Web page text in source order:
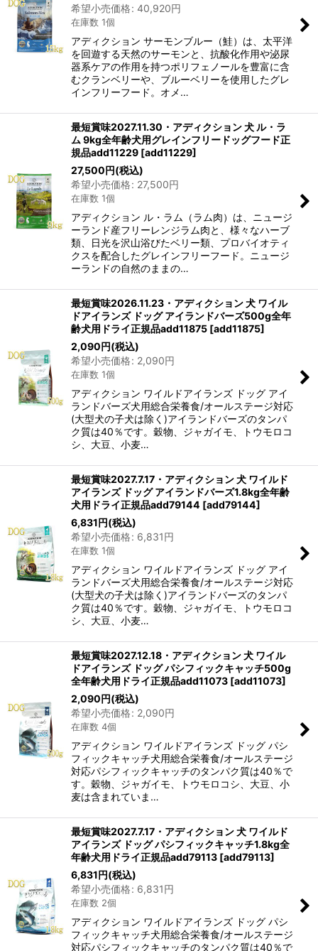
希望小売価格: 40,920円
在庫数 1個
アディクション サーモンブルー（鮭）は、太平洋
を回遊する天然のサーモンと、抗酸化作用や泌尿
器系ケアの作用を持つポリフェノールを豊富に含
むクランベリーや、ブルーベリーを使用したグレ
インフリーフード。オメ…
最短賞味2027.11.30・アディクション 犬 ル・ラ
ム 9kg全年齢犬用グレインフリードッグフード正
規品add11229 [add11229]
27,500円(税込)
希望小売価格: 27,500円
在庫数 1個
アディクション ル・ラム（ラム肉）は、ニュージ
ーランド産フリーレンジラム肉と、様々なハーブ
類、日光を沢山浴びたベリー類、プロバイオティ
クスを配合したグレインフリーフード。ニュージ
ーランドの自然のままの…
最短賞味2026.11.23・アディクション 犬 ワイル
ドアイランズ ドッグ アイランドバーズ500g全年
齢犬用ドライ正規品add11875 [add11875]
2,090円(税込)
希望小売価格: 2,090円
在庫数 1個
アディクション ワイルドアイランズ ドッグ アイ
ランドバーズ犬用総合栄養食/オールステージ対応
(大型犬の子犬は除く)アイランドバーズのタンパ
ク質は40％です。穀物、ジャガイモ、トウモロコ
シ、大豆、小麦…
最短賞味2027.7.17・アディクション 犬 ワイルド
アイランズ ドッグ アイランドバーズ1.8kg全年齢
犬用ドライ正規品add79144 [add79144]
6,831円(税込)
希望小売価格: 6,831円
在庫数 1個
アディクション ワイルドアイランズ ドッグ アイ
ランドバーズ犬用総合栄養食/オールステージ対応
(大型犬の子犬は除く)アイランドバーズのタンパ
ク質は40％です。穀物、ジャガイモ、トウモロコ
シ、大豆、小麦…
最短賞味2027.12.18・アディクション 犬 ワイル
ドアイランズ ドッグ パシフィックキャッチ500g
全年齢犬用ドライ正規品add11073 [add11073]
2,090円(税込)
希望小売価格: 2,090円
在庫数 4個
アディクション ワイルドアイランズ ドッグ パシ
フィックキャッチ犬用総合栄養食/オールステージ
対応パシフィックキャッチのタンパク質は40％で
す。穀物、ジャガイモ、トウモロコシ、大豆、小
麦は含まれていま…
最短賞味2027.7.17・アディクション 犬 ワイルド
アイランズ ドッグ パシフィックキャッチ1.8kg全
年齢犬用ドライ正規品add79113 [add79113]
6,831円(税込)
希望小売価格: 6,831円
在庫数 2個
アディクション ワイルドアイランズ ドッグ パシ
フィックキャッチ犬用総合栄養食/オールステージ
対応パシフィックキャッチのタンパク質は40％で